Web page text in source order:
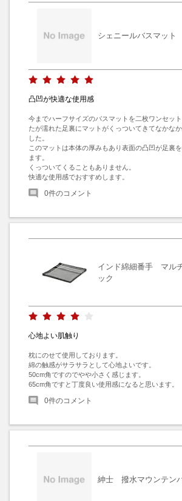
シェニールバスマット
凸凹が快適な使用感
今までハーフサイズのバスマットを二枚ワンセッ
たが濡れた足裏にマットがくっついてきてなかな
した。
このマットは本体の厚みもあり表面の凸凹が足裏
ます。
くっついてくることもありません。
快適な使用感でおすすめします。
0件のコメント
インド綿細番手 マル
ック
心地よい肌触り
枕にのせて使用しております。
綿の触感がサラサラとして心地よいです。
50cm角ですのでやや小さく感じます。
65cm角ですと丁度良い使用感になると思います。
0件のコメント
紳士 撥水マウンテン